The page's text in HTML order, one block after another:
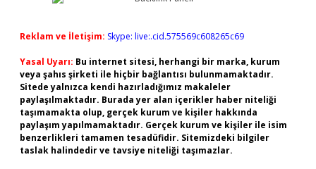
Reklam ve İletişim: Skype: live:.cid.575569c608265c69
Yasal Uyarı: Bu internet sitesi, herhangi bir marka, kurum
veya şahıs şirketi ile hiçbir bağlantısı bulunmamaktadır.
Sitede yalnızca kendi hazırladığımız makaleler
paylaşılmaktadır. Burada yer alan içerikler haber niteliği
taşımamakta olup, gerçek kurum ve kişiler hakkında
paylaşım yapılmamaktadır. Gerçek kurum ve kişiler ile isim
benzerlikleri tamamen tesadüfidir. Sitemizdeki bilgiler
taslak halindedir ve tavsiye niteliği taşımazlar.